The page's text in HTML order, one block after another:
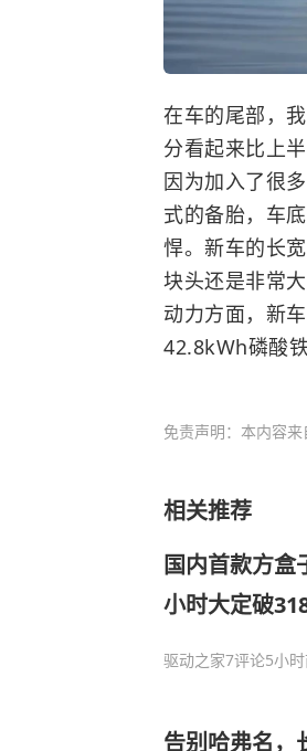
在车的尾部，
分看起来比上
因为加入了很
式的备胎，车
悍。新车的长
块头还是非常
动力方面，新
42.8kWh磷酸
免责声明：本内容
相关推荐
国内首款方盒
小时大定破
驱动之家7评论5小
告别哈弗名，